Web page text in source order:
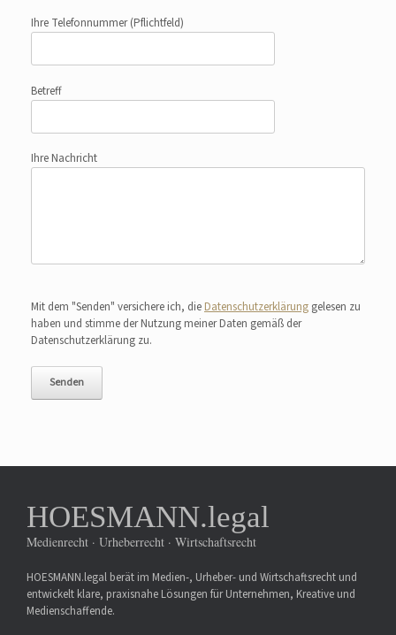
Ihre Telefonnummer(Pflichtfeld)
Betreff
Ihre Nachricht
Mit dem "Senden" versichere ich, die Datenschutzerklärung gelesen zu
haben und stimme der Nutzung meiner Daten gemäß der
Datenschutzerklärung zu.
HOESMANN.legal
Medienrecht · Urheberrecht · Wirtschaftsrecht
HOESMANN.legal berät im Medien-, Urheber- und Wirtschaftsrecht und
entwickelt klare, praxisnahe Lösungen für Unternehmen, Kreative und
Medienschaffende.